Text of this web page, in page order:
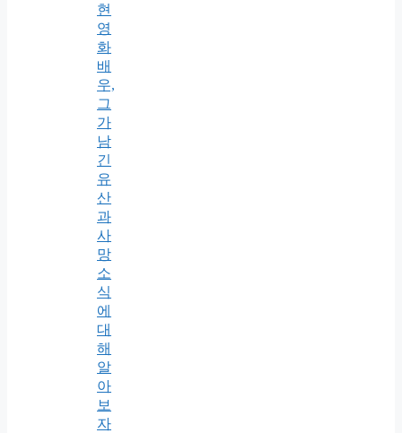
현
영
화
배
우,
그
가
남
긴
유
산
과
사
망
소
식
에
대
해
알
아
보
자